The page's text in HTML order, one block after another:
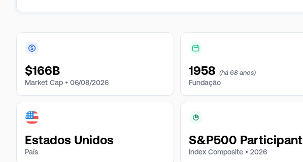
$166B
Market Cap • 06/08/2026
1958 (há 68 anos)
Fundação
Estados Unidos
País
S&P500 Participant
Index Composite • 2026